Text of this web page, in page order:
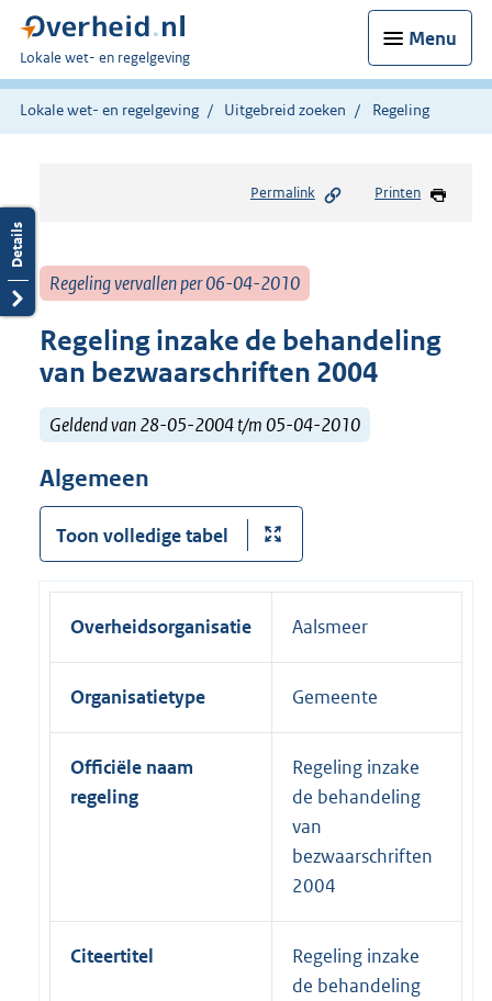
Menu
U
bent
hier:
Lokale wet- en regelgeving
Lokale wet- en regelgeving Uitgebreid zoeken Regeling
Permalink Printen
Regeling vervallen per 06-04-2010
Regeling inzake de behandeling
van bezwaarschriften 2004
Geldend van 28-05-2004 t/m 05-04-2010
Algemeen
Toon volledige tabel
Overheidsorganisatie Aalsmeer
Organisatietype Gemeente
Officiële naam
regeling
Regeling inzake
de behandeling
van
bezwaarschriften
2004
Citeertitel
Regeling inzake
de behandeling